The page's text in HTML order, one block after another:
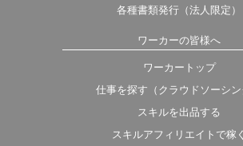
各種書類発行（法人限定）
ワーカーの皆様へ
ワーカートップ
仕事を探す（クラウドソーシン
スキルを出品する
スキルアフィリエイトで稼